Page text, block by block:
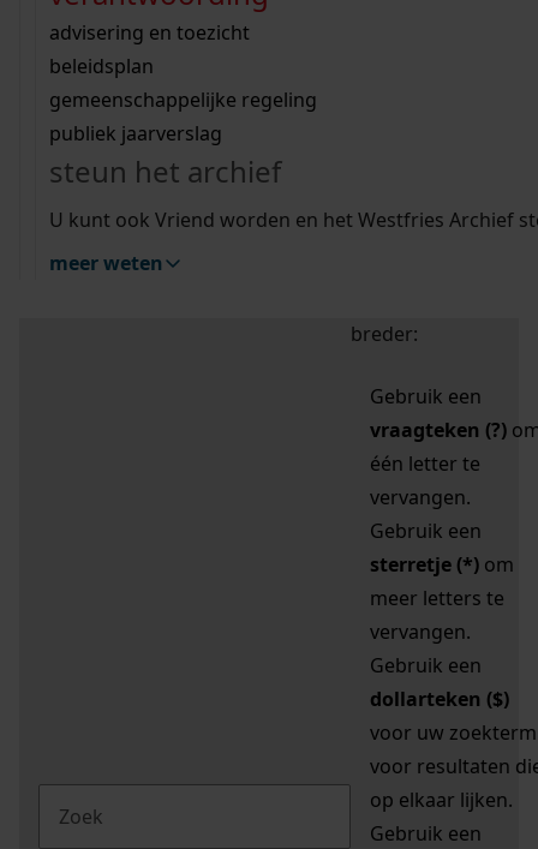
bouwvergunningen
omgevingsvergunningen
vergunningen
beeld en geluid
uitleg nodig?
Wij helpen u op weg met een aantal zoektips.
bekijk alle zoektips
Wij helpen u op weg met een aantal zoektips.
bekijk alle zoektips
bekijk ons geschiedenislokaal
advisering en toezicht
beleidsplan
gemeenschappelijke regeling
publiek jaarverslag
steun het archief
U kunt ook Vriend worden en het Westfries Archief
meer weten
zoektips
Mijn Studiezaal (inloggen)
uw zoekopdracht te
breder:
Gebruik een
vraagteken (?)
één letter te
vervangen.
Gebruik een
sterretje (*) om
meer letters te
vervangen.
Gebruik een
dollarteken ($)
voor uw zoekterm
voor resultaten
op elkaar lijken.
Gebruik een